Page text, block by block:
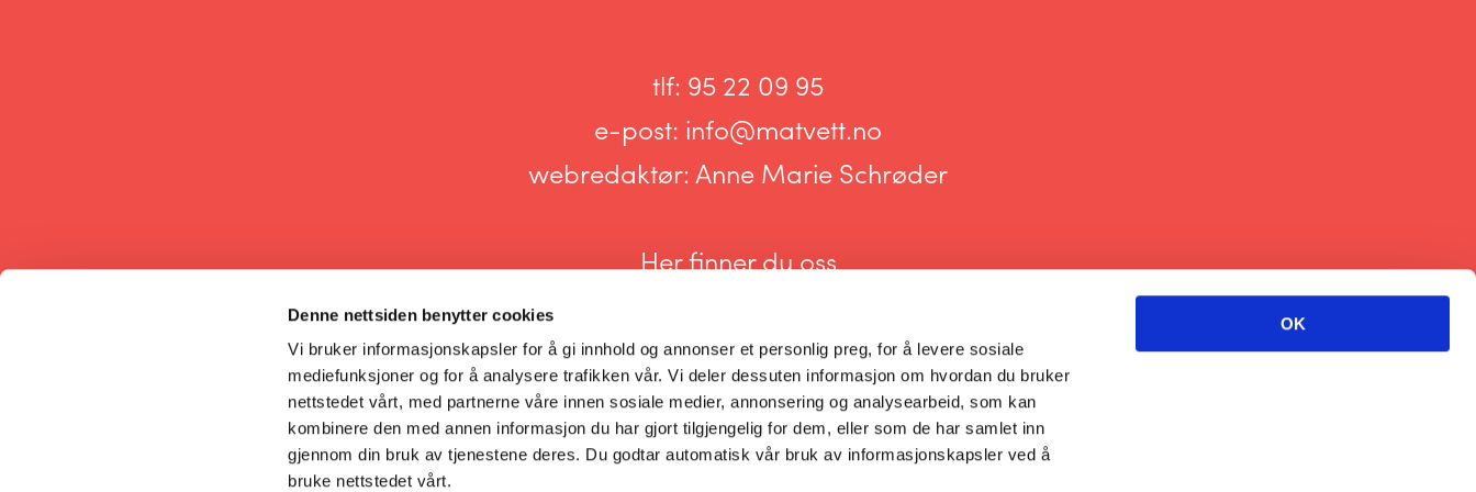
Denne nettsiden benytter cookies
Vi bruker informasjonskapsler for å gi innhold og annonser et personlig preg, for å levere sosiale
mediefunksjoner og for å analysere trafikken vår. Vi deler dessuten informasjon om hvordan du bruker
nettstedet vårt, med partnerne våre innen sosiale medier, annonsering og analysearbeid, som kan
kombinere den med annen informasjon du har gjort tilgjengelig for dem, eller som de har samlet inn
gjennom din bruk av tjenestene deres. Du godtar automatisk vår bruk av informasjonskapsler ved å
bruke nettstedet vårt.
OK
tlf: 95 22 09 95
e-post: info@matvett.no
webredaktør:Anne Marie Schrøder
Her finner du oss
Informasjonskapsler og personvern
Innstillinger for informasjonskapsler